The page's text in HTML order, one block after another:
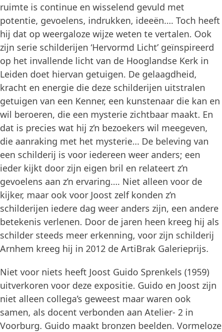
ruimte is continue en wisselend gevuld met
potentie, gevoelens, indrukken, ideeën…. Toch heeft
hij dat op weergaloze wijze weten te vertalen. Ook
zijn serie schilderijen ‘Hervormd Licht’ geïnspireerd
op het invallende licht van de Hooglandse Kerk in
Leiden doet hiervan getuigen. De gelaagdheid,
kracht en energie die deze schilderijen uitstralen
getuigen van een Kenner, een kunstenaar die kan en
wil beroeren, die een mysterie zichtbaar maakt. En
dat is precies wat hij z’n bezoekers wil meegeven,
die aanraking met het mysterie… De beleving van
een schilderij is voor iedereen weer anders; een
ieder kijkt door zijn eigen bril en relateert z’n
gevoelens aan z’n ervaring…. Niet alleen voor de
kijker, maar ook voor Joost zelf konden z’n
schilderijen iedere dag weer anders zijn, een andere
betekenis verlenen. Door de jaren heen kreeg hij als
schilder steeds meer erkenning, voor zijn schilderij
Arnhem kreeg hij in 2012 de ArtiBrak Galerieprijs.
Niet voor niets heeft Joost Guido Sprenkels (1959)
uitverkoren voor deze expositie. Guido en Joost zijn
niet alleen collega’s geweest maar waren ook
samen, als docent verbonden aan Atelier- 2 in
Voorburg. Guido maakt bronzen beelden. Vormeloze